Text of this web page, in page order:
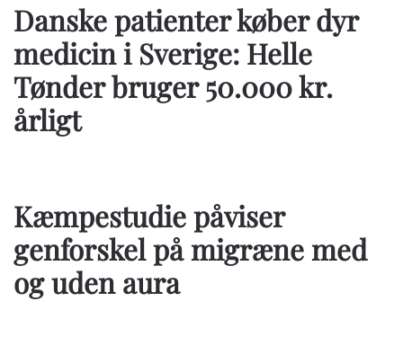
Danske patienter køber dyr
medicin i Sverige: Helle
Tønder bruger 50.000 kr.
årligt
Kæmpestudie påviser
genforskel på migræne med
og uden aura